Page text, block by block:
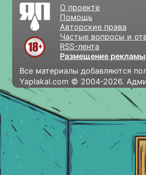
О проекте
Помощь
Авторские права
Частые вопросы и
RSS-лента
Размещение рекламы
Все материалы добавляются
Yaplakal.com © 2004-2026.